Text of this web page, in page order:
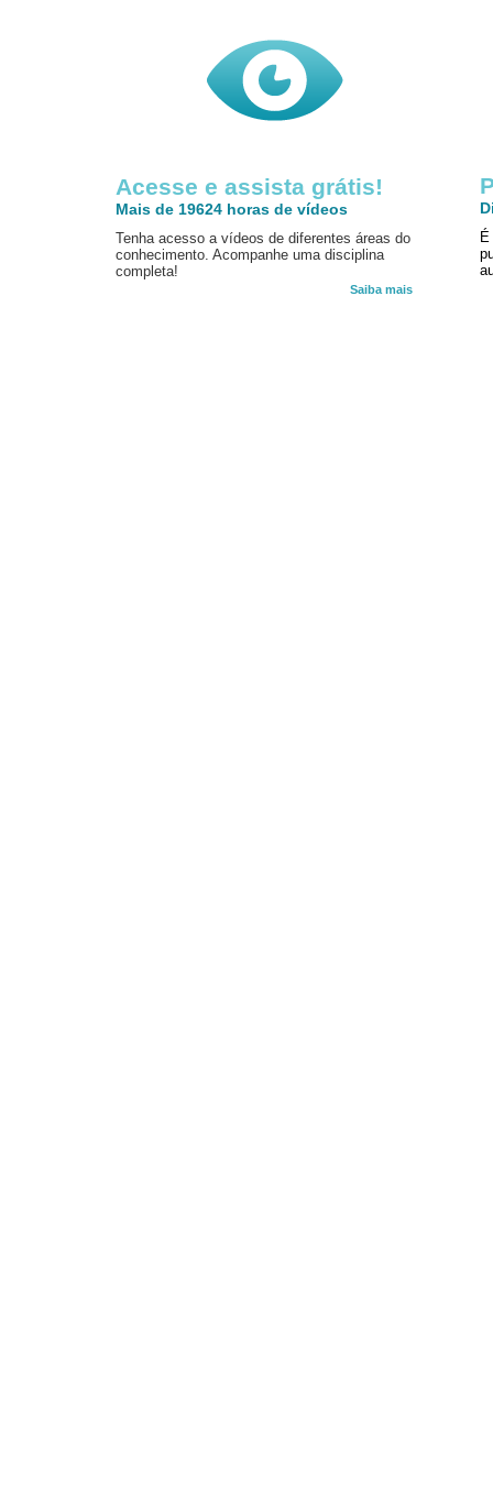
Acesse e assista grátis!
Mais de 19624 horas de vídeos
Tenha acesso a vídeos de diferentes áreas do
conhecimento. Acompanhe uma disciplina
completa!
Saiba mais